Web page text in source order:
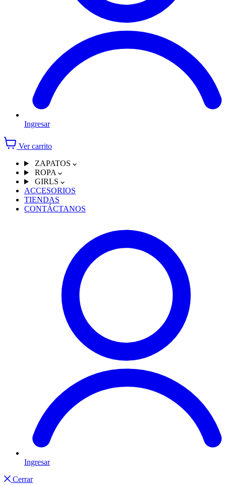
Ingresar
Ver carrito
ZAPATOS
ROPA
GIRLS
ACCESORIOS
TIENDAS
CONTÁCTANOS
Ingresar
Cerrar